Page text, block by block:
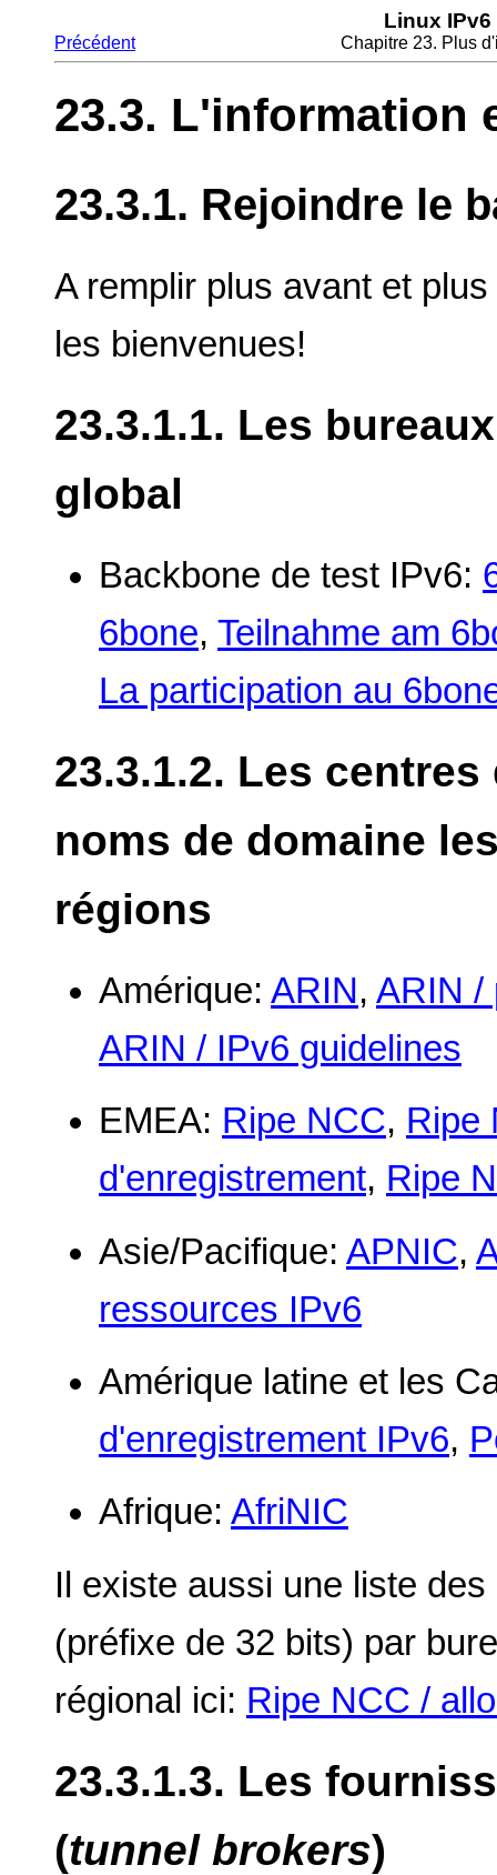
Linux IPv6
Précédent Chapitre 23. Plus
23.3. L'information
23.3.1. Rejoindre le
A remplir plus avant et
les bienvenues!
23.3.1.1. Les
global
Backbone de test IPv6:
6bone, Teilnahme am
La participation au
23.3.1.2. Les
noms de domaine
régions
Amérique: ARIN, ARIN /
ARIN / IPv6 guidelines
EMEA: Ripe NCC, Ripe
d'enregistrement, Ripe
Asie/Pacifique: APNIC,
ressources IPv6
Amérique latine et les
d'enregistrement IPv6,
Afrique: AfriNIC
Il existe aussi une liste
(préfixe de 32 bits) par
régional ici: Ripe NCC /
23.3.1.3. Les
(tunnel brokers)